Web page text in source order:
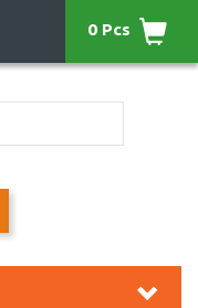
0 Pcs